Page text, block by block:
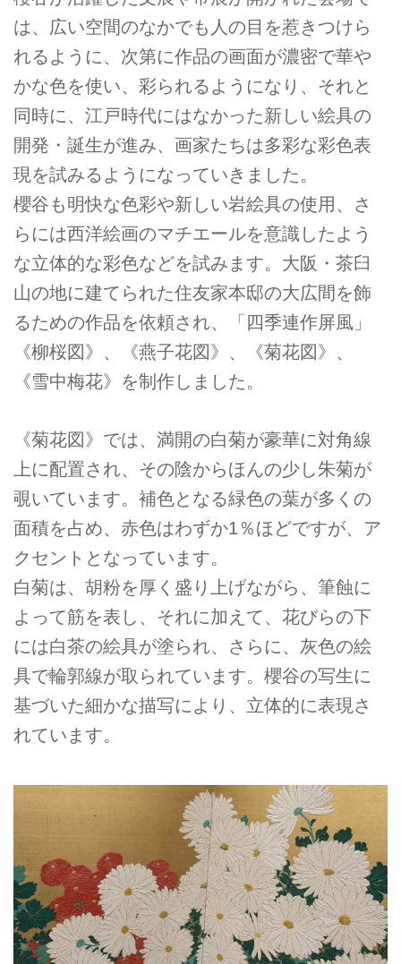
は、広い空間のなかでも人の目を惹きつけら
れるように、次第に作品の画面が濃密で華や
かな色を使い、彩られるようになり、それと
同時に、江戸時代にはなかった新しい絵具の
開発・誕生が進み、画家たちは多彩な彩色表
現を試みるようになっていきました。
櫻谷も明快な色彩や新しい岩絵具の使用、さ
らには西洋絵画のマチエールを意識したよう
な立体的な彩色などを試みます。大阪・茶臼
山の地に建てられた住友家本邸の大広間を飾
るための作品を依頼され、「四季連作屏風」
《柳桜図》、《燕子花図》、《菊花図》、
《雪中梅花》を制作しました。
《菊花図》では、満開の白菊が豪華に対角線
上に配置され、その陰からほんの少し朱菊が
覗いています。補色となる緑色の葉が多くの
面積を占め、赤色はわずか1％ほどですが、ア
クセントとなっています。
白菊は、胡粉を厚く盛り上げながら、筆蝕に
よって筋を表し、それに加えて、花びらの下
には白茶の絵具が塗られ、さらに、灰色の絵
具で輪郭線が取られています。櫻谷の写生に
基づいた細かな描写により、立体的に表現さ
れています。